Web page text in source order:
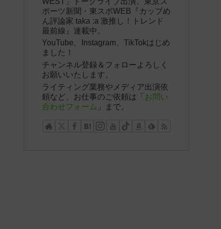
ポーツ新聞・東スポWEB『カップめ
ん評論家 taka :a 激推し！トレンド
最前線』連載中。
YouTube、Instagram、TikTokはじめ
ました！
チャンネル登録＆フォローよろしく
お願いいたします。
ライティング業務やメディア出演依
頼など、お仕事のご依頼は「 お問い
合わせフォーム 」まで。